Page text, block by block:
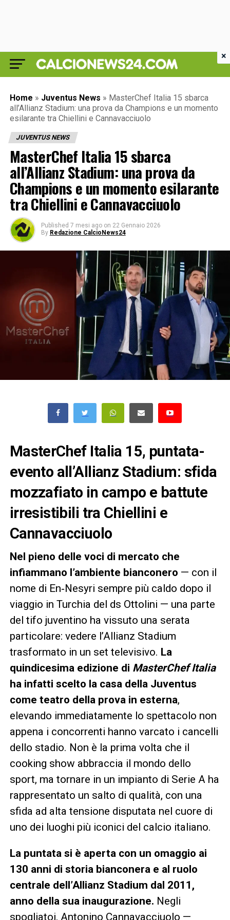
Home » Juventus News » MasterChef Italia 15 sbarca
all’Allianz Stadium: una prova da Champions e un momento
esilarante tra Chiellini e Cannavacciuolo
JUVENTUS NEWS
MasterChef Italia 15 sbarca
all’Allianz Stadium: una prova da
Champions e un momento esilarante
tra Chiellini e Cannavacciuolo
Published 7 mesi ago on 22 Gennaio 2026
By Redazione CalcioNews24
MasterChef Italia 15, puntata-
evento all’Allianz Stadium: sfida
mozzafiato in campo e battute
irresistibili tra Chiellini e
Cannavacciuolo
Nel pieno delle voci di mercato che
infiammano l’ambiente bianconero — con il
nome di En‑Nesyri sempre più caldo dopo il
viaggio in Turchia del ds Ottolini — una parte
del tifo juventino ha vissuto una serata
particolare: vedere l’Allianz Stadium
trasformato in un set televisivo. La
quindicesima edizione di MasterChef Italia
ha infatti scelto la casa della Juventus
come teatro della prova in esterna,
elevando immediatamente lo spettacolo non
appena i concorrenti hanno varcato i cancelli
dello stadio. Non è la prima volta che il
cooking show abbraccia il mondo dello
sport, ma tornare in un impianto di Serie A ha
rappresentato un salto di qualità, con una
sfida ad alta tensione disputata nel cuore di
uno dei luoghi più iconici del calcio italiano.
La puntata si è aperta con un omaggio ai
130 anni di storia bianconera e al ruolo
centrale dell’Allianz Stadium dal 2011,
anno della sua inaugurazione. Negli
spogliatoi, Antonino Cannavacciuolo —
×